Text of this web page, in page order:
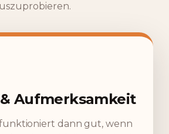
Aufmerksamkeit
dann gut, wenn